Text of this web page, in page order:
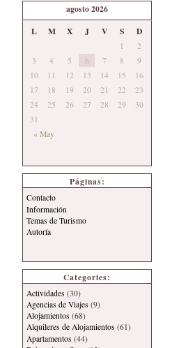
agosto 2026
L
M X J V S D
« May
1
2
3
4 5 6 7 8
9
10
11 12 13 14 15
16
17
18 19 20 21 22
23
24
25 26 27 28 29
30
31
Páginas:
Contacto
Información
Temas de Turismo
Autoría
Categories:
Actividades (30)
Agencias de Viajes (9)
Alojamientos (68)
Alquileres de Alojamientos (61)
Apartamentos (44)